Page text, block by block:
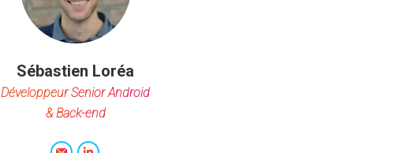
Sébastien Loréa
Développeur Senior Android
& Back-end